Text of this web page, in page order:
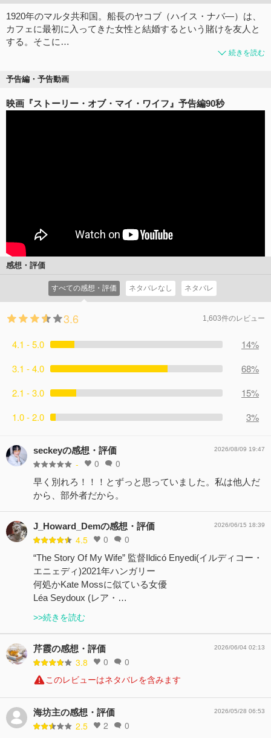
1920年のマルタ共和国。船長のヤコブ（ハイス・ナバ―）は、
カフェに最初に入ってきた女性と結婚するという賭けを友人と
する。そこに…
続きを読む
予告編・予告動画
映画『ストーリー・オブ・マイ・ワイフ』予告編90秒
感想・評価
すべての感想・評価 ネタバレなし ネタバレ
3.6 1,603件のレビュー
4.1 - 5.0
14%
3.1 - 4.0
68%
2.1 - 3.0
15%
1.0 - 2.0
3%
seckeyの感想・評価
- 0 0
2026/08/09 19:47
早く別れろ！！！とずっと思っていました。私は他人だ
から、部外者だから。
J_Howard_Demの感想・評価
4.5 0 0
2026/06/15 18:39
“The Story Of My Wife” 監督Ildicó Enyedi(イルディコー・
エニェディ)2021年ハンガリー
何処かKate Mossに似ている女優
Léa Seydoux (レア・…
>>続きを読む
芹霞の感想・評価
3.8 0 0
2026/06/04 02:13
このレビューはネタバレを含みます
海坊主の感想・評価
2.5 2 0
2026/05/28 06:53